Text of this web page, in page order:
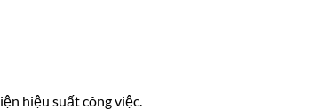
hiệu suất công việc.